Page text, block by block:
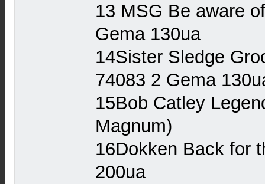
13 MSG Be aware
Gema 130ua
14Sister Sledge
74083 2 Gema
15Bob Catley
Magnum)
16Dokken Back for
200ua